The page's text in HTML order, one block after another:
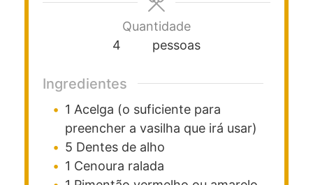
Quantidade
4
pessoas
Ingredientes
1 Acelga (o suficiente para
preencher a vasilha que irá usar)
5 Dentes de alho
1 Cenoura ralada